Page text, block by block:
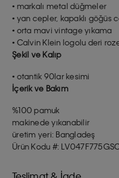
• markalı metal düğmeler
• yan cepler, kapaklı göğüs
• orta mavi vintage yıkama
• Calvin Klein logolu deri
Şekil ve Kalıp
• otantik 90lar kesimi
İçerik ve Bakım
%100 pamuk
makinede yıkanabilir
üretim yeri: Bangladeş
Ürün Kodu #: